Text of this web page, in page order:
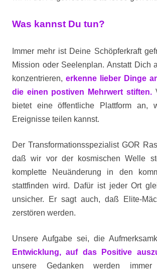
Was kannst Du tun?
Immer mehr ist Deine Schöpferkraft
Mission oder Seelenplan. Anstatt Dich
konzentrieren, erkenne lieber Dinge
die einen postiven Mehrwert stiften.
bietet eine öffentliche Plattform an,
Ereignisse teilen kannst.
Der Transformationsspezialist GOR
daß wir vor der kosmischen Welle
komplette Neuänderung in den
stattfinden wird. Dafür ist jeder Ort
unsicher.
Er sagt auch, daß Elite-
zerstören werden.
Unsere Aufgabe sei, die
Entwicklung, auf das Positive
unsere Gedanken werden